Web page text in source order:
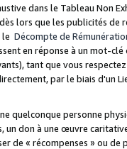
dans le Tableau Non
lors que les publicités de
le Décompte de
en réponse à un mot-
tant que vous
par le biais d'un
quelconque personne
un don à une œuvre
de « récompenses » ou